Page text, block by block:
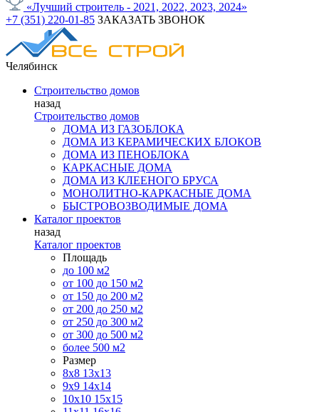
«Лучший строитель - 2021, 2022, 2023, 2024»
+7 (351) 220-01-85 ЗАКАЗАТЬ ЗВОНОК
Челябинск
Строительство домов
назад
Строительство домов
ДОМА ИЗ ГАЗОБЛОКА
ДОМА ИЗ КЕРАМИЧЕСКИХ БЛОКОВ
ДОМА ИЗ ПЕНОБЛОКА
КАРКАСНЫЕ ДОМА
ДОМА ИЗ КЛЕЕНОГО БРУСА
МОНОЛИТНО-КАРКАСНЫЕ ДОМА
БЫСТРОВОЗВОДИМЫЕ ДОМА
Каталог проектов
назад
Каталог проектов
Площадь
до 100 м2
от 100 до 150 м2
от 150 до 200 м2
от 200 до 250 м2
от 250 до 300 м2
от 300 до 500 м2
более 500 м2
Размер
8х8 13х13
9х9 14х14
10х10 15х15